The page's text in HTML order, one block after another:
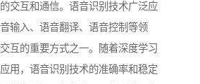
交互和通信。语音识别技术广泛应
输入、语音翻译、语音控制等领
互的重要方式之一。随着深度学习
用，语音识别技术的准确率和稳定